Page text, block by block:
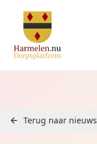
Terug naar nieuws